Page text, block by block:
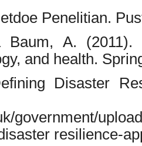
Penelitian.
Baum, A.
and health.
Disaster
government/
resilience-